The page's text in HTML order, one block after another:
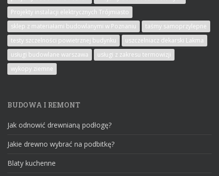
Projekty instalacji elektrycznych Trójmiasto
sklep z materiałami budowlanymi w Poznaniu
taśmy samoprzylepne
testy szczelności powietrznej budynku
uszczelniacz dekarski Lakma
usługi budowlane warszawa
usługi z zakresu termowizji
wykopy ziemne
BUDOWA I REMONT
Jak odnowić drewnianą podłogę?
Jakie drewno wybrać na podbitkę?
Blaty kuchenne